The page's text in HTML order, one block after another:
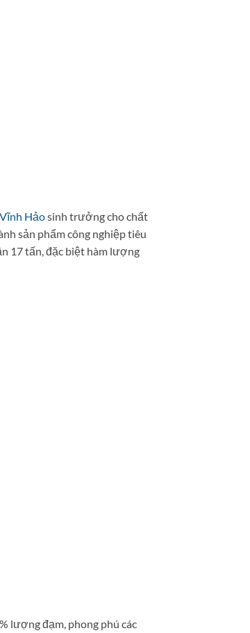
Hảosinh trưởng cho chất
sản phẩm công nghiệp tiêu
17 tấn, đặc biệt hàm lượng
lượng đạm, phong phú các